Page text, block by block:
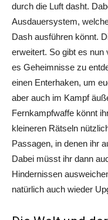
durch die Luft dasht.
Ausdauersystem,
Dash ausführen könnt.
erweitert. So gibt es nun
es Geheimnisse zu
einen Enterhaken, um
aber auch im Kampf
Fernkampfwaffe könnt
kleineren Rätseln
Passagen, in denen ihr
Dabei müsst ihr dann
Hindernissen
natürlich auch wieder